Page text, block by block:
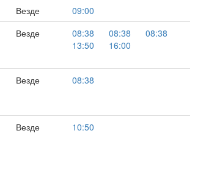
Везде
09:00
Везде 08:38 08:38
08:38
13:50
16:00
Везде 08:38
Везде 10:50